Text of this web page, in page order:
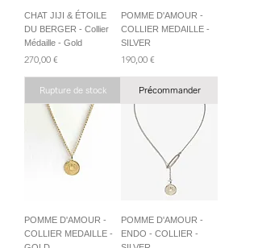
CHAT JIJI & ÉTOILE
DU BERGER - Collier
Médaille - Gold
Prix
270,00 €
Rupture de stock
POMME D'AMOUR -
COLLIER MEDAILLE -
SILVER
Prix
190,00 €
Précommander
POMME D'AMOUR -
COLLIER MEDAILLE -
POMME D'AMOUR -
ENDO - COLLIER -